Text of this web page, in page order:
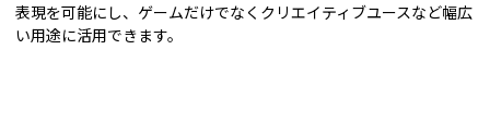
表現を可能にし、ゲームだけでなくクリエイティブユースなど幅広
い用途に活用できます。